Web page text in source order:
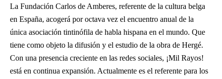
La Fundación Carlos de Amberes, referente de la cultura belga
en España, acogerá por octava vez el encuentro anual de la
única asociación tintinófila de habla hispana en el mundo. Que
tiene como objeto la difusión y el estudio de la obra de Hergé.
Con una presencia creciente en las redes sociales, ¡Mil Rayos!
está en continua expansión. Actualmente es el referente para los